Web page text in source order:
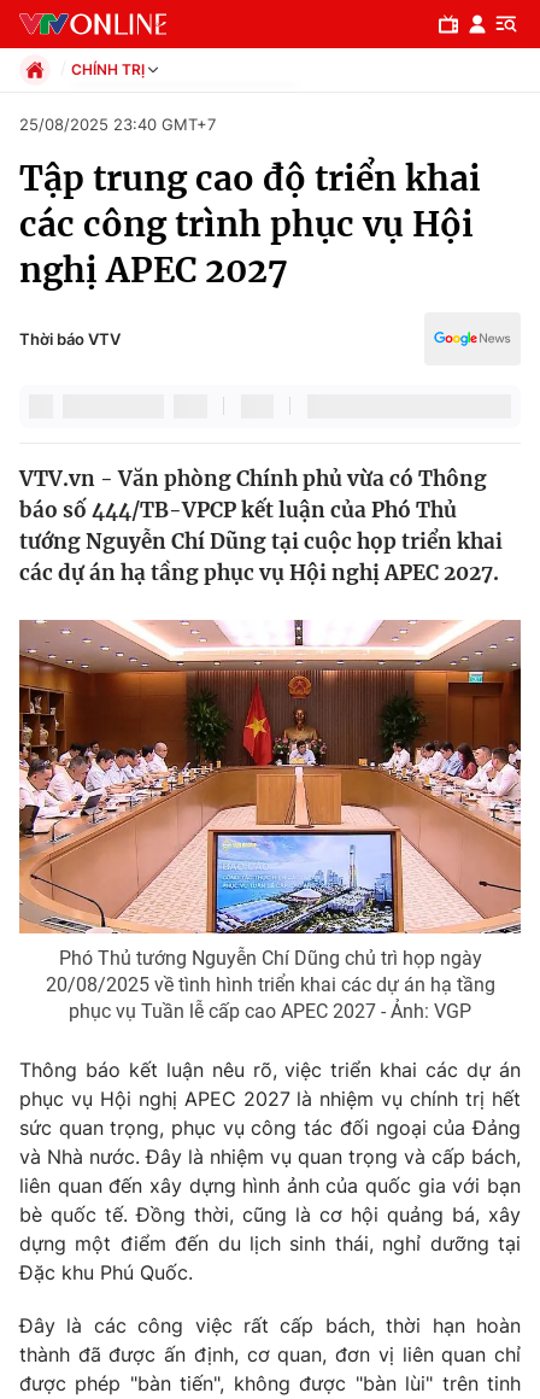
Chuyên mục
Chính trị
Thế giới
Tin tức
Thế giới đó đây
Câu chuyện quốc tế
Kinh tế
Tài chính
Thị trường
Góc doanh nghiệp
Dữ liệu và đời sống
Truyền hình
Phim VTV
Hậu trường
Nhân vật
Khán giả
Giải sao mai
Giải trí
Điện ảnh
Âm nhạc
Đời sống
Du lịch
Làm đẹp
Chất lượng cuộc sống
Giáo dục
Tuyển sinh
Công nghệ
Hitech Công nghệ tương lai
Sản phẩm
Thị trường
Tư vấn
Giao lưu trực tuyến
Lịch phát sóng
Chuyên mục khác
Emagazine
Photo Infographic
CHÍNH TRỊ
Xã hội
Pháp luật
Thể thao
Truyền hình
Văn hóa - Giải trí
25/08/2025 23:40 GMT+7
Tập trung cao độ triển khai
các công trình phục vụ Hội
nghị APEC 2027
Thời báo VTV
VTV.vn - Văn phòng Chính phủ vừa có Thông
báo số 444/TB-VPCP kết luận của Phó Thủ
tướng Nguyễn Chí Dũng tại cuộc họp triển khai
các dự án hạ tầng phục vụ Hội nghị APEC 2027.
Phó Thủ tướng Nguyễn Chí Dũng chủ trì họp ngày
20/08/2025 về tình hình triển khai các dự án hạ tầng
phục vụ Tuần lễ cấp cao APEC 2027 - Ảnh: VGP
Thông báo kết luận nêu rõ, việc triển khai các dự án
phục vụ Hội nghị APEC 2027 là nhiệm vụ chính trị hết
sức quan trọng, phục vụ công tác đối ngoại của Đảng
và Nhà nước. Đây là nhiệm vụ quan trọng và cấp bách,
liên quan đến xây dựng hình ảnh của quốc gia với bạn
bè quốc tế. Đồng thời, cũng là cơ hội quảng bá, xây
dựng một điểm đến du lịch sinh thái, nghỉ dưỡng tại
Đặc khu Phú Quốc.
Đây là các công việc rất cấp bách, thời hạn hoàn
thành đã được ấn định, cơ quan, đơn vị liên quan chỉ
được phép "bàn tiến", không được "bàn lùi" trên tinh